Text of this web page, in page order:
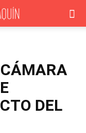
DEL